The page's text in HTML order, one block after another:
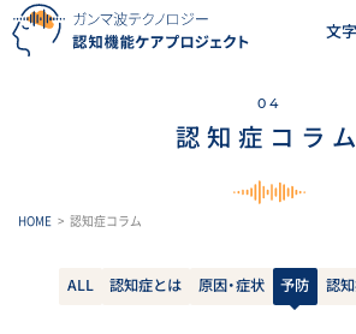
文
04
認知症コラム
HOME 認知症コラム
ALL 認知症とは 原因・症状 予防 認